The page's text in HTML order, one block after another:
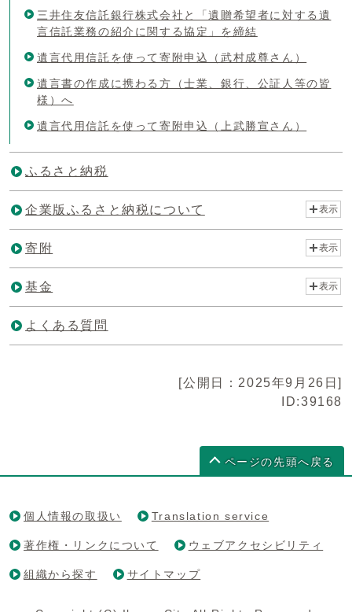
三井住友信託銀行株式会社と「遺贈希望者に対する遺
言信託業務の紹介に関する協定」を締結
遺言代用信託を使って寄附申込（武村成尊さん）
遺言書の作成に携わる方（士業、銀行、公証人等の皆
様）へ
遺言代用信託を使って寄附申込（上武勝宣さん）
ふるさと納税
企業版ふるさと納税について 表示
寄附 表示
基金 表示
よくある質問
[公開日：2025年9月26日]
ID:39168
ページの先頭へ戻る
個人情報の取扱い Translation service
著作権・リンクについて ウェブアクセシビリティ
組織から探す サイトマップ